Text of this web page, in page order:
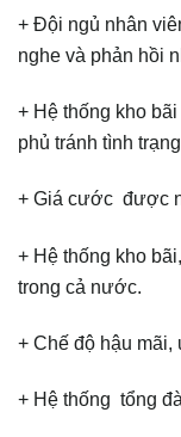
+ Đội ngủ nhân
nghe và phản hồi
+ Hệ thống kho
phủ tránh tình
+ Giá cước được
+ Hệ thống kho
trong cả nước.
+ Chế độ hậu
+ Hệ thống tổng